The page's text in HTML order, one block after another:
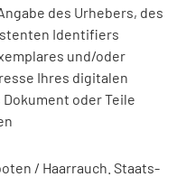
des Urhebers, des
Identifiers
und/oder
Ihres digitalen
oder Teile
/ Haarrauch. Staats-